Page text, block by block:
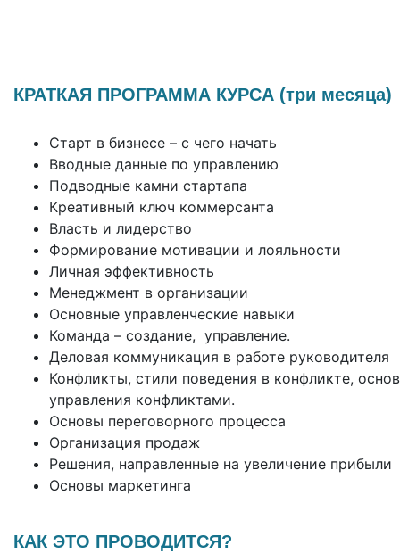
КРАТКАЯ ПРОГРАММА КУРСА (три месяца)
Старт в бизнесе – с чего начать
Вводные данные по управлению
Подводные камни стартапа
Креативный ключ коммерсанта
Власть и лидерство
Формирование мотивации и лояльности
Личная эффективность
Менеджмент в организации
Основные управленческие навыки
Команда – создание, управление.
Деловая коммуникация в работе руководителя
Конфликты, стили поведения в конфликте,
управления конфликтами.
Основы переговорного процесса
Организация продаж
Решения, направленные на увеличение прибыли
Основы маркетинга
КАК ЭТО ПРОВОДИТСЯ?